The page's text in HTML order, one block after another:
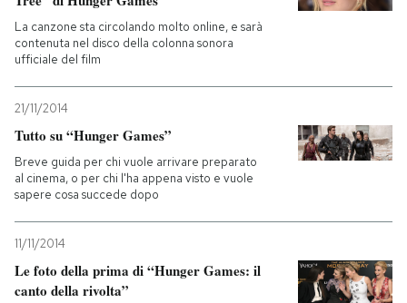
Cultura
Economia
Europa
PODCAST
I MIEI PREFERITI
La canzone sta circolando molto online, e sarà
contenuta nel disco della colonna sonora
ufficiale del film
21/11/2014
Tutto su “Hunger Games”
Breve guida per chi vuole arrivare preparato
al cinema, o per chi l'ha appena visto e vuole
sapere cosa succede dopo
11/11/2014
Le foto della prima di “Hunger Games: il
canto della rivolta”